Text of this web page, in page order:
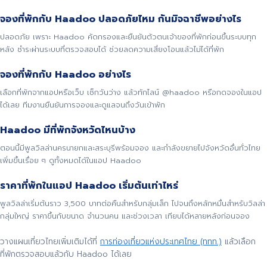
จองที่พักกับ Haadoo ปลอดภัยไหม กันมิจฉาชีพอย่างไร
ปลอดภัย เพราะ Haadoo คัดกรองและยืนยันตัวตนเจ้าของที่พักก่อนขึ้นระบบทุก
หลัง ชำระผ่านระบบที่ตรวจสอบได้ ช่วยลดความเสี่ยงโอนแล้วไม่ได้ที่พัก
จองที่พักกับ Haadoo อย่างไร
เลือกที่พักจากแอปหรือเว็บ เช็กวันว่าง แล้วทักไลน์ @haadoo หรือกดจองในแอป
ได้เลย ทีมงานยืนยันการจองและดูแลจนถึงวันเข้าพัก
Haadoo มีที่พักจังหวัดไหนบ้าง
ตอนนี้มีพูลวิลล่านครนายกและสระบุรีพร้อมจอง และกำลังขยายไปจังหวัดอื่นทั่วไทย
เพิ่มขึ้นเรื่อย ๆ ดูทั้งหมดได้ในแอป Haadoo
ราคาที่พักในแอป Haadoo เริ่มต้นเท่าไหร่
พูลวิลล่าเริ่มต้นราว 3,500 บาทต่อคืนสำหรับกลุ่มเล็ก ไปจนถึงหลักหมื่นสำหรับวิลล่า
กลุ่มใหญ่ ราคาขึ้นกับขนาด จำนวนคน และช่วงเวลา เทียบได้หลายหลังก่อนจอง
วางแผนเที่ยวไทยเพิ่มเติมได้ที่ การท่องเที่ยวแห่งประเทศไทย (ททท.) แล้วเลือก
ที่พักตรวจสอบแล้วกับ Haadoo ได้เลย